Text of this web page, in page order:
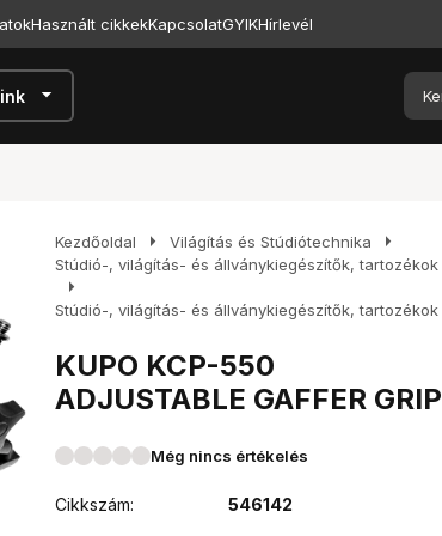
Használt cikkekKapcsolatGYIKHírlevél
arrow_drop_down
Kezdőoldal arrow_right Világítás és Stúdiótechnika arrow_right
Stúdió-, világítás- és állványkiegészítők, tartozékok
arrow_right
Stúdió-, világítás- és állványkiegészítők, tartozékok
KUPO KCP-550
ADJUSTABLE GAFFER GRIP
Még nincs értékelés
Cikkszám:
546142